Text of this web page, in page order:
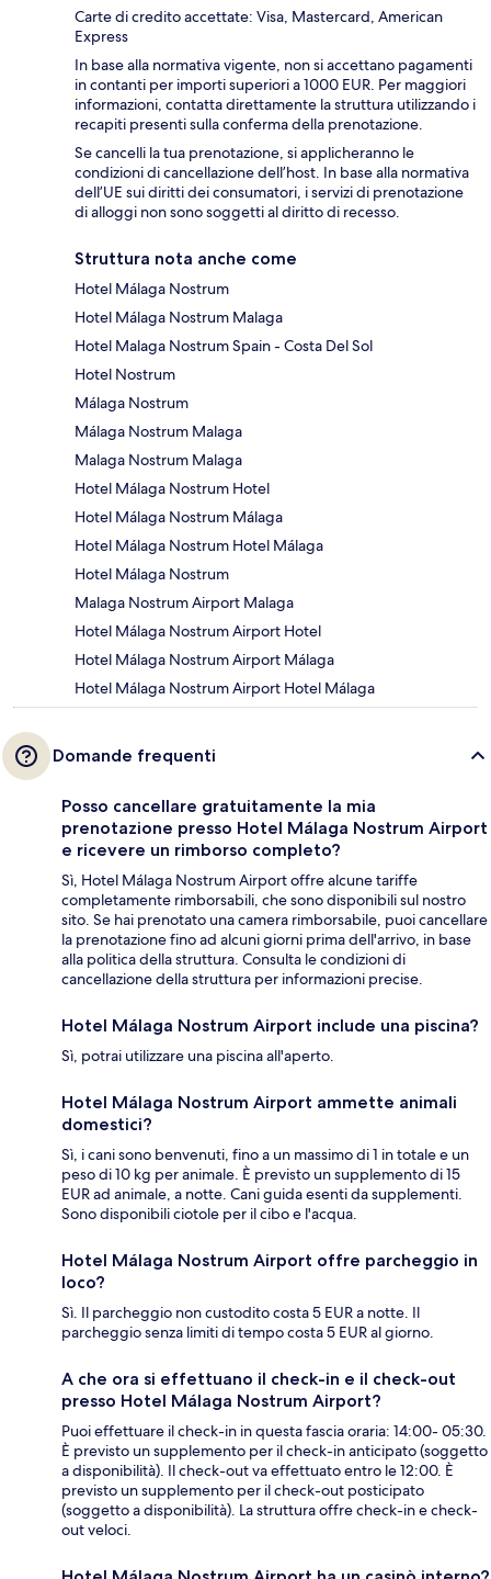
Carte di credito accettate: Visa, Mastercard, American
Express
In base alla normativa vigente, non si accettano pagamenti
in contanti per importi superiori a 1000 EUR. Per maggiori
informazioni, contatta direttamente la struttura utilizzando i
recapiti presenti sulla conferma della prenotazione.
Se cancelli la tua prenotazione, si applicheranno le
condizioni di cancellazione dell’host. In base alla normativa
dell’UE sui diritti dei consumatori, i servizi di prenotazione
di alloggi non sono soggetti al diritto di recesso.
Struttura nota anche come
Hotel Málaga Nostrum
Hotel Málaga Nostrum Malaga
Hotel Malaga Nostrum Spain - Costa Del Sol
Hotel Nostrum
Málaga Nostrum
Málaga Nostrum Malaga
Malaga Nostrum Malaga
Hotel Málaga Nostrum Hotel
Hotel Málaga Nostrum Málaga
Hotel Málaga Nostrum Hotel Málaga
Hotel Málaga Nostrum
Malaga Nostrum Airport Malaga
Hotel Málaga Nostrum Airport Hotel
Hotel Málaga Nostrum Airport Málaga
Hotel Málaga Nostrum Airport Hotel Málaga
Domande frequenti
Posso cancellare gratuitamente la mia
prenotazione presso Hotel Málaga Nostrum Airport
e ricevere un rimborso completo?
Sì, Hotel Málaga Nostrum Airport offre alcune tariffe
completamente rimborsabili, che sono disponibili sul nostro
sito. Se hai prenotato una camera rimborsabile, puoi cancellare
la prenotazione fino ad alcuni giorni prima dell'arrivo, in base
alla politica della struttura. Consulta le condizioni di
cancellazione della struttura per informazioni precise.
Hotel Málaga Nostrum Airport include una piscina?
Sì, potrai utilizzare una piscina all'aperto.
Hotel Málaga Nostrum Airport ammette animali
domestici?
Sì, i cani sono benvenuti, fino a un massimo di 1 in totale e un
peso di 10 kg per animale. È previsto un supplemento di 15
EUR ad animale, a notte. Cani guida esenti da supplementi.
Sono disponibili ciotole per il cibo e l'acqua.
Hotel Málaga Nostrum Airport offre parcheggio in
loco?
Sì. Il parcheggio non custodito costa 5 EUR a notte. Il
parcheggio senza limiti di tempo costa 5 EUR al giorno.
A che ora si effettuano il check-in e il check-out
presso Hotel Málaga Nostrum Airport?
Puoi effettuare il check-in in questa fascia oraria: 14:00- 05:30.
È previsto un supplemento per il check-in anticipato (soggetto
a disponibilità). Il check-out va effettuato entro le 12:00. È
previsto un supplemento per il check-out posticipato
(soggetto a disponibilità). La struttura offre check-in e check-
out veloci.